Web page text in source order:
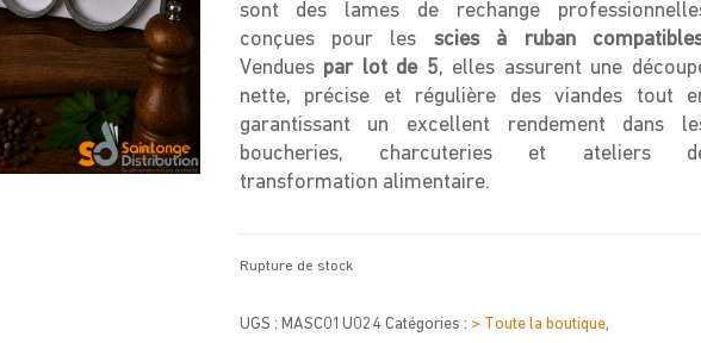
sont des lames de rechange
conçues pour les scies à ruban
Vendues par lot de 5, elles assurent une
nette, précise et régulière des viandes tout
garantissant un excellent rendement dans
boucheries, charcuteries et ateliers
transformation alimentaire.
Rupture de stock
UGS : MASC01U024 Catégories : > Toute la boutique,